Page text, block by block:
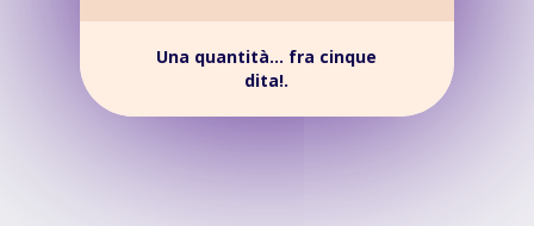
Una quantità... fra cinque
dita!.